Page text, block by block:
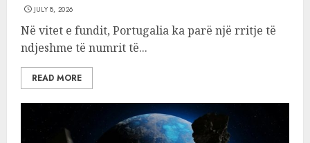
JULY 8, 2026
Në vitet e fundit, Portugalia ka parë një rritje të
ndjeshme të numrit të...
READ MORE